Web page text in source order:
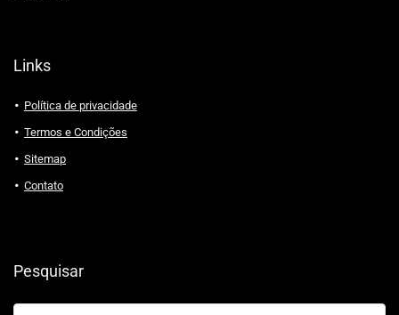
Links
Política de privacidade
Termos e Condições
Sitemap
Contato
Pesquisar